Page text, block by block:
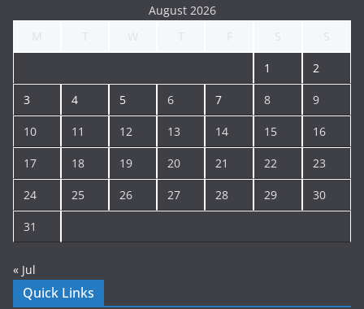
August 2026
1 2
3 4 5 6 7 8 9
10 11 12 13 14 15 16
17 18 19 20 21 22 23
24 25 26 27 28 29 30
31
« Jul
Quick Links